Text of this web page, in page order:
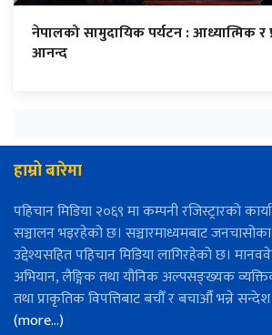
नेपालको सामुदायिक पर्यटन : आध्यात्मिक र
आनन्द
हाम्रो बारेमा
पहिचान मिडिया २०६९ मा कम्पनी रजिस्ट्रारको
सञ्चालन भइरहेको छ। सञ्चारमाध्यमबाट
उद्देश्यसहित पहिचान मिडिया लागिरहेको छ।
अभियान, लैङ्गिक तथा यौनिक अल्पसङ्ख्यक
तथा प्राकृतिक विपत्तिबाट बचौँ र बचाऔँ भन्ने
(more…)